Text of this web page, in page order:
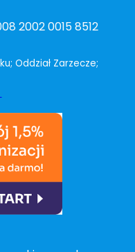
2002 0015 8512
Oddział Zarzecze;